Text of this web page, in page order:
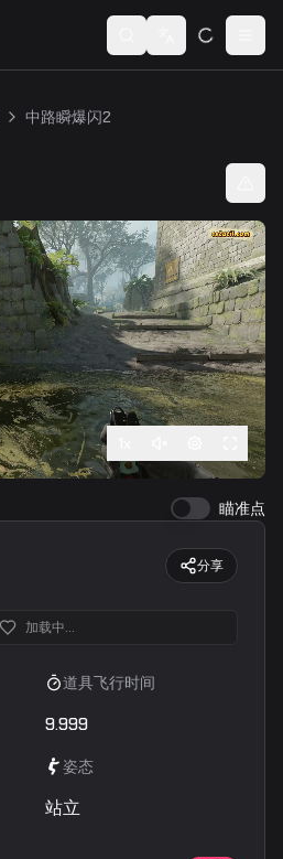
Switch language
中路瞬爆闪2
瞄准点
分享
加载中...
道具飞行时间
9.999
姿态
站立